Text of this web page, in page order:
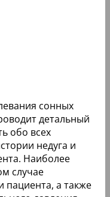
сонных
детальный
обо всех
недуга и
Наиболее
случае
пациента, а также